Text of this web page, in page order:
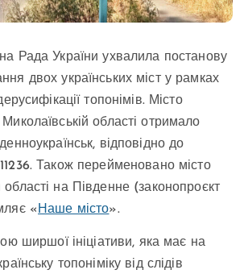
Рада України ухвалила постанову
двох українських міст у рамках
топонімів. Місто
області отримало
відповідно до
Також перейменовано місто
на Південне (законопроєкт
« Наше місто».
ширшої ініціативи, яка має на
топоніміку від слідів